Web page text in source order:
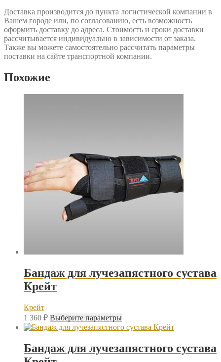
Доставка производится до пункта логистической компании в
Вашем городе или, по согласованию, есть возможность
оформить доставку до адреса. Стоимость и сроки доставки
рассчитывается индивидуально в зависимости от заказа.
Также вы можете самостоятельно рассчитать параметры
поставки на сайте транспортной компании.
Похожие
Бандаж для лучезапястного сустава
Крейт
Крейт
1 360 ₽ Выберите параметрыЭтот
товар
имеет
вариаций.
Бандаж для лучезапястного сустава